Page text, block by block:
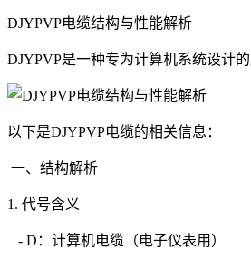
DJYPVP电缆结构与性能解析
DJYPVP是一种专为计算机系统设计
以下是DJYPVP电缆的相关信息：
一、结构解析
1. 代号含义
- D：计算机电缆（电子仪表用）